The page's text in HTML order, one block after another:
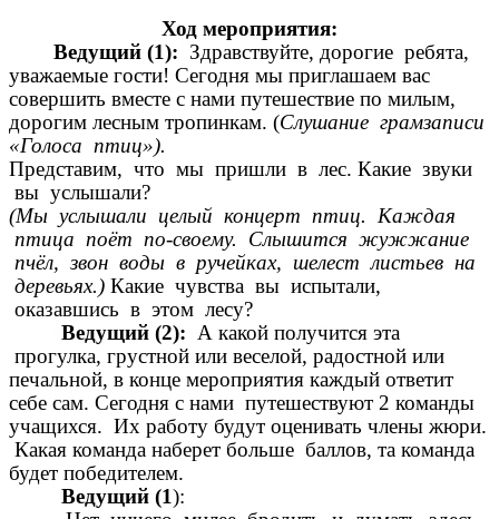
Ход мероприятия:
Ведущий (1): Здравствуйте, дорогие ребята,
уважаемые гости! Сегодня мы приглашаем вас
совершить вместе с нами путешествие по милым,
дорогим лесным тропинкам. (Слушание грамзаписи
«Голоса птиц»).
Представим, что мы пришли в лес. Какие звуки
вы услышали?
(Мы услышали целый концерт птиц. Каждая
птица поёт по-своему. Слышится жужжание
пчёл, звон воды в ручейках, шелест листьев на
деревьях.) Какие чувства вы испытали,
оказавшись в этом лесу?
Ведущий (2): А какой получится эта
прогулка, грустной или веселой, радостной или
печальной, в конце мероприятия каждый ответит
себе сам. Сегодня с нами путешествуют 2 команды
учащихся. Их работу будут оценивать члены жюри.
Какая команда наберет больше баллов, та команда
будет победителем.
Ведущий (1):